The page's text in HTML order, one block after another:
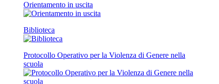
Orientamento in uscita
Biblioteca
Protocollo Operativo per la Violenza di Genere nella
scuola